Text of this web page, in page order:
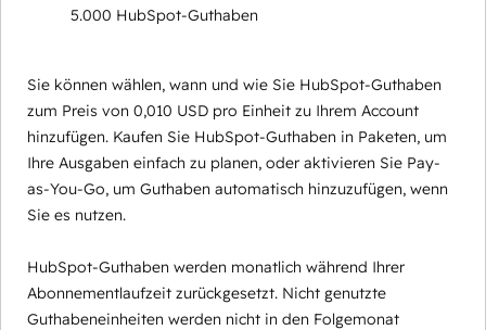
5.000 HubSpot-Guthaben
Sie können wählen, wann und wie Sie HubSpot-Guthaben
zum Preis von 0,010 USD pro Einheit zu Ihrem Account
hinzufügen. Kaufen Sie HubSpot-Guthaben in Paketen, um
Ihre Ausgaben einfach zu planen, oder aktivieren Sie Pay-
as-You-Go, um Guthaben automatisch hinzuzufügen, wenn
Sie es nutzen.
HubSpot-Guthaben werden monatlich während Ihrer
Abonnementlaufzeit zurückgesetzt. Nicht genutzte
Guthabeneinheiten werden nicht in den Folgemonat